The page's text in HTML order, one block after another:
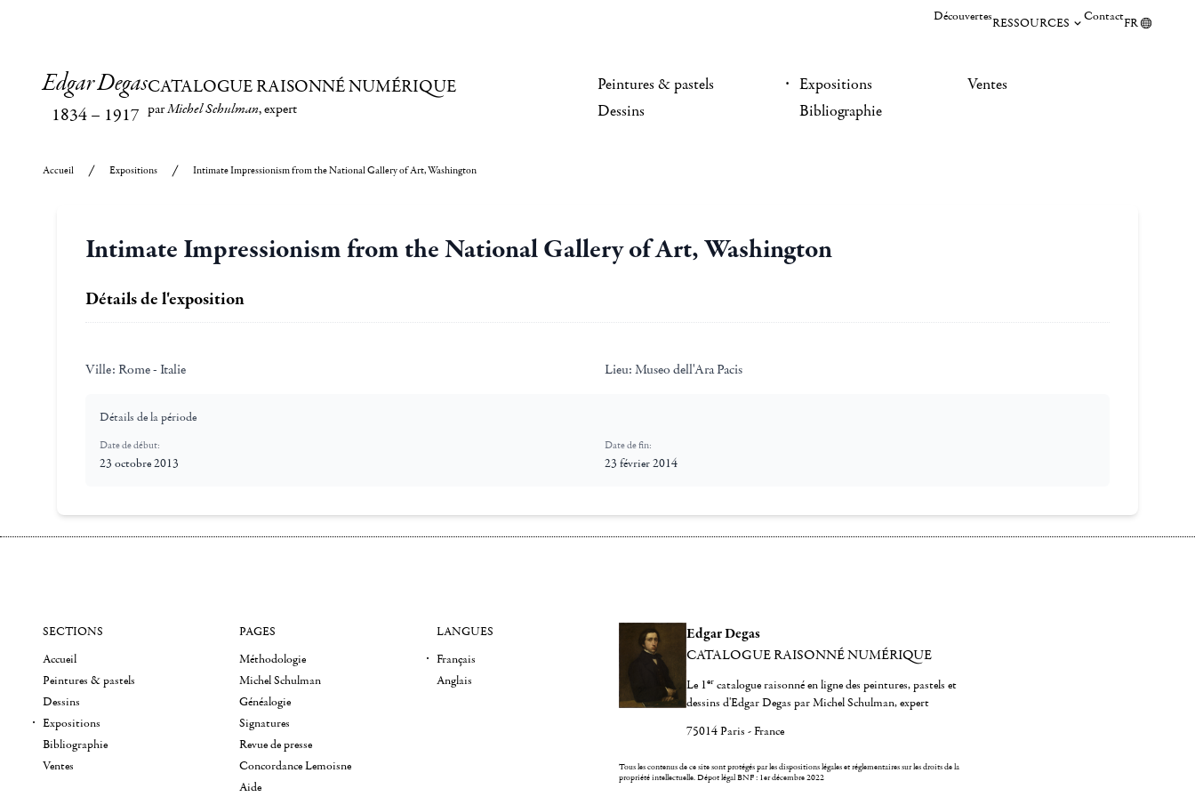
DécouvertesRESSOURCES ContactFR
Edgar Degas
1834– 1917
CATALOGUE RAISONNÉ NUMÉRIQUE
parMichel Schulman, expert
Peintures & pastels
Dessins
Expositions
Bibliographie
Ventes
Accueil Expositions Intimate Impressionism from the National Gallery of Art, Washington
Intimate Impressionism from the National Gallery of Art, Washington
Détails de l'exposition
Ville: Rome - Italie Lieu: Museo dell'Ara Pacis
Détails de la période
Date de début:
23 octobre 2013
Date de fin:
23 février 2014
Edgar Degas
CATALOGUE RAISONNÉ NUMÉRIQUE
Le 1er catalogue raisonné en ligne des peintures, pastels et
dessins d'Edgar Degas par Michel Schulman, expert
75014 Paris - France
Tous les contenus de ce site sont protégés par les dispositions légales et réglementaires sur les droits de la
propriété intellectuelle.Dépot légal BNF : 1er décembre 2022
SECTIONS
Accueil
Peintures & pastels
Dessins
Expositions
Bibliographie
Ventes
PAGES
Méthodologie
Michel Schulman
Généalogie
Signatures
Revue de presse
Concordance Lemoisne
Aide
LANGUES
Français
Anglais